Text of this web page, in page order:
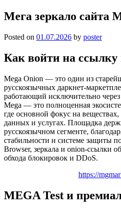
Мега зеркало сайта
Posted on 01.07.2026 by poster
Как войти на ссылку
Mega Onion — это один из
русскоязычных даркнет-
работающий исключительно через
Mega — это полноценная
где основной фокус на
данных и услугах. Площадка
русскоязычном сегменте,
стабильности и системе защиты
Browser, зеркала и onion-ссылки
обхода блокировок и DDoS.
https://
MEGA Test и